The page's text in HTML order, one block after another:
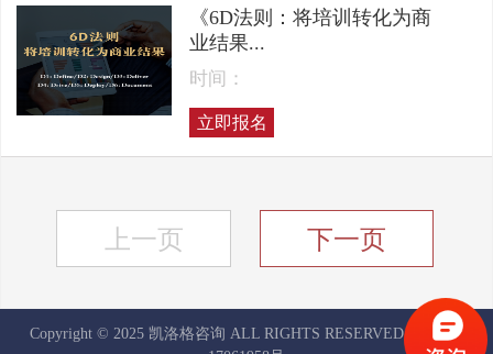
《6D法则：将培训转化为商
业结果...
时间：
立即报名
上一页 下一页
Copyright © 2025 凯洛格咨询 ALL RIGHTS RESERVED
京ICP备